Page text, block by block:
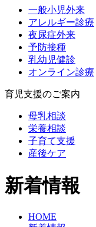
一般小児外来
アレルギー診療
夜尿症外来
予防接種
乳幼児健診
オンライン診療
育児支援のご案内
母乳相談
栄養相談
子育て支援
産後ケア
新着情報
HOME